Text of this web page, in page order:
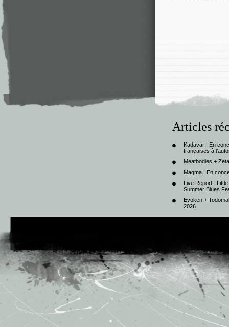
Articles
Kadavar : En
françaises à
Meatbodies +
Magma : En
Live Report :
Summer Blues
Evoken +
2026